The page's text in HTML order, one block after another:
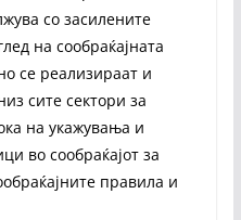
со засилените
на сообраќајната
се реализираат и
сите сектори за
на укажувања и
во сообраќајот за
правила и